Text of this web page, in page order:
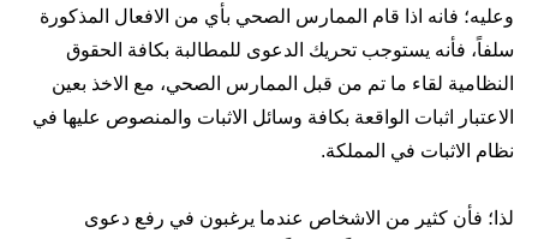
وعليه؛ فانه اذا قام الممارس الصحي بأي من الافعال المذكورة
سلفاً، فأنه يستوجب تحريك الدعوى للمطالبة بكافة الحقوق
النظامية لقاء ما تم من قبل الممارس الصحي، مع الاخذ بعين
الاعتبار اثبات الواقعة بكافة وسائل الاثبات والمنصوص عليها في
نظام الاثبات في المملكة.
لذا؛ فأن كثير من الاشخاص عندما يرغبون في رفع دعوى